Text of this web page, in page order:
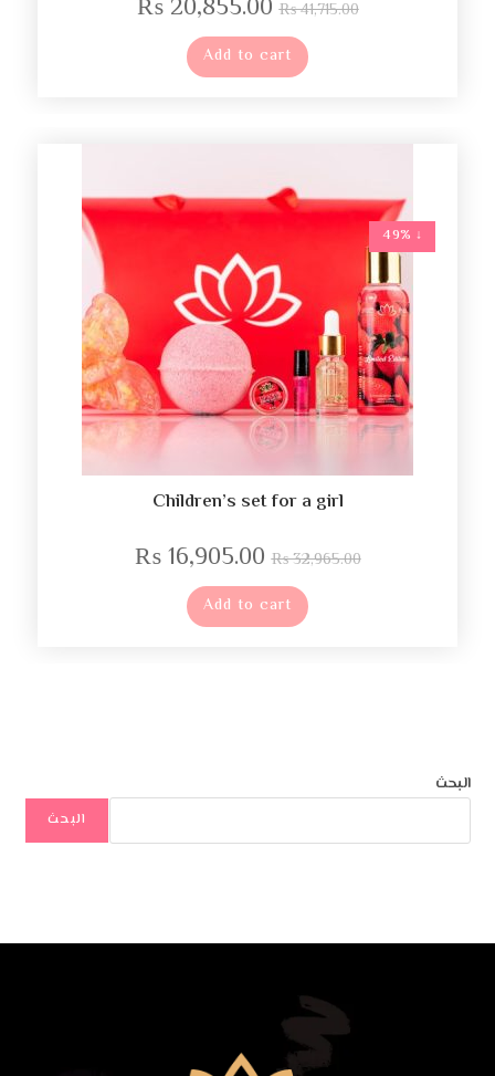
₨41,715.00
₨20,855.00
Add to cart
↓ 49%
Children’s set for a girl
₨32,965.00
₨16,905.00
Add to cart
البحث
البحث